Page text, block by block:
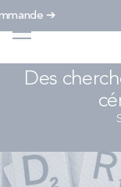
FAIRE
Des chercheurs ont
Des